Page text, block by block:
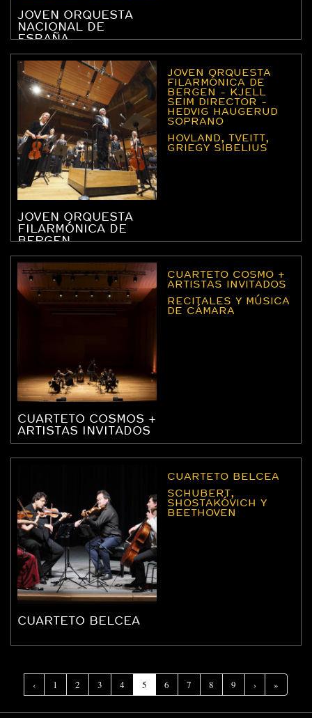
JOVEN ORQUESTA
NACIONAL DE
ESPAÑA
JOVEN ORQUESTA
FILARMÓNICA DE
BERGEN
JOVEN ORQUESTA
FILARMÓNICA DE
BERGEN - KJELL
SEIM DIRECTOR -
HEDVIG HAUGERUD
SOPRANO
HOVLAND, TVEITT,
GRIEGY SIBELIUS
CUARTETO COSMOS +
ARTISTAS INVITADOS
CUARTETO COSMO +
ARTISTAS INVITADOS
RECITALES Y MÚSICA
DE CÁMARA
CUARTETO BELCEA
CUARTETO BELCEA
SCHUBERT,
SHOSTAKÓVICH Y
BEETHOVEN
‹ 1 2 3 4 5 (Página
actual)
6 7 8 9 › »